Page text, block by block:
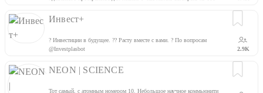
Дискаунтер https://t.me/santehnika_online_tg
Инвест+
? Инвестиции в будущее. ?‍? Расту вместе с вами. ? По вопросам
@Investplasbot
2.9K
NEON | SCIENCE
Тот самый, с атомным номером 10. Небольшое научное коммьюнити